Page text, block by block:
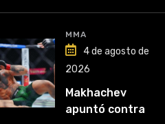
cinco”
MMA
4 de agosto de
2026
Makhachev
apuntó contra